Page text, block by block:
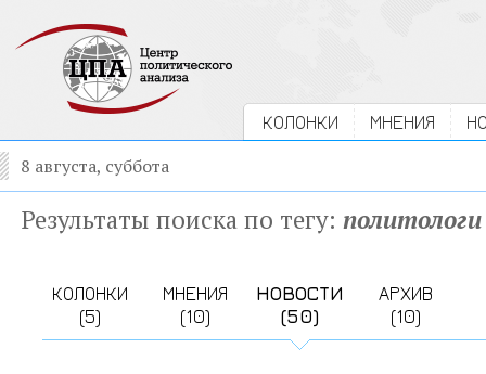
КОЛОНКИ МНЕНИЯ
8 августа, суббота
Результаты поиска по тегу: политологи
КОЛОНКИ
(5)
МНЕНИЯ
(10)
НОВОСТИ
(50)
АРХИВ
(10)